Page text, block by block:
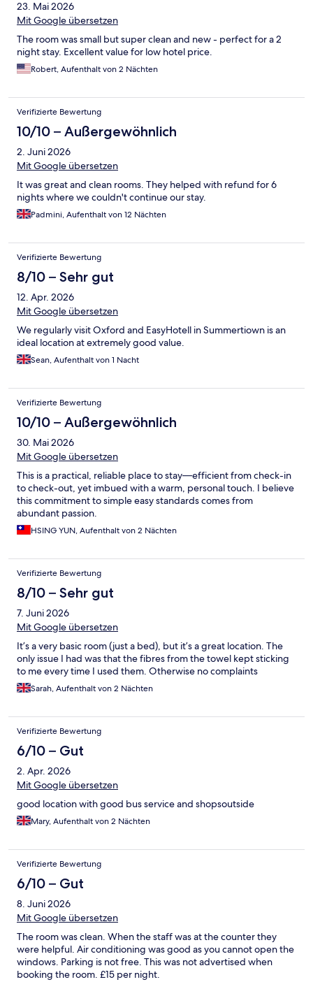
23. Mai 2026
Mit Google übersetzen
The room was small but super clean and new - perfect for a 2
night stay. Excellent value for low hotel price.
Robert, Aufenthalt von 2 Nächten
Verifizierte Bewertung
10/10 – Außergewöhnlich
2. Juni 2026
Mit Google übersetzen
It was great and clean rooms. They helped with refund for 6
nights where we couldn't continue our stay.
Padmini, Aufenthalt von 12 Nächten
Verifizierte Bewertung
8/10 – Sehr gut
12. Apr. 2026
Mit Google übersetzen
We regularly visit Oxford and EasyHotell in Summertiown is an
ideal location at extremely good value.
Sean, Aufenthalt von 1 Nacht
Verifizierte Bewertung
10/10 – Außergewöhnlich
30. Mai 2026
Mit Google übersetzen
This is a practical, reliable place to stay—efficient from check-in
to check-out, yet imbued with a warm, personal touch. I believe
this commitment to simple easy standards comes from
abundant passion.
HSING YUN, Aufenthalt von 2 Nächten
Verifizierte Bewertung
8/10 – Sehr gut
7. Juni 2026
Mit Google übersetzen
It’s a very basic room (just a bed), but it’s a great location. The
only issue I had was that the fibres from the towel kept sticking
to me every time I used them. Otherwise no complaints
Sarah, Aufenthalt von 2 Nächten
Verifizierte Bewertung
6/10 – Gut
2. Apr. 2026
Mit Google übersetzen
good location with good bus service and shopsoutside
Mary, Aufenthalt von 2 Nächten
Verifizierte Bewertung
6/10 – Gut
8. Juni 2026
Mit Google übersetzen
The room was clean. When the staff was at the counter they
were helpful. Air conditioning was good as you cannot open the
windows. Parking is not free. This was not advertised when
booking the room. £15 per night.